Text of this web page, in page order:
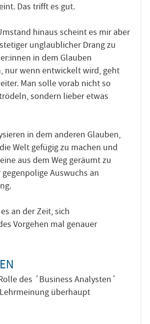
Das trifft es gut.
hinaus scheint es mir aber
unglaublicher Drang zu
in dem Glauben
nur wenn entwickelt wird, geht
Man solle vorab nicht so
sondern lieber etwas
in dem anderen Glauben,
Welt gefügig zu machen und
aus dem Weg geräumt zu
Auswuchs an
an der Zeit, sich
Vorgehen mal genauer
des ´Business Analysten´
überhaupt